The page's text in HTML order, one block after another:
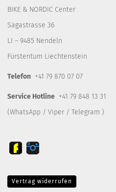
BIKE & NORDIC Center
Sägastrasse 36
LI – 9485 Nendeln
Fürstentum Liechtenstein
Telefon +41 79 870 07 07
Service Hotline +41 79 848 13 31
(WhatsApp / Viper / Telegram )
Vertrag widerrufen